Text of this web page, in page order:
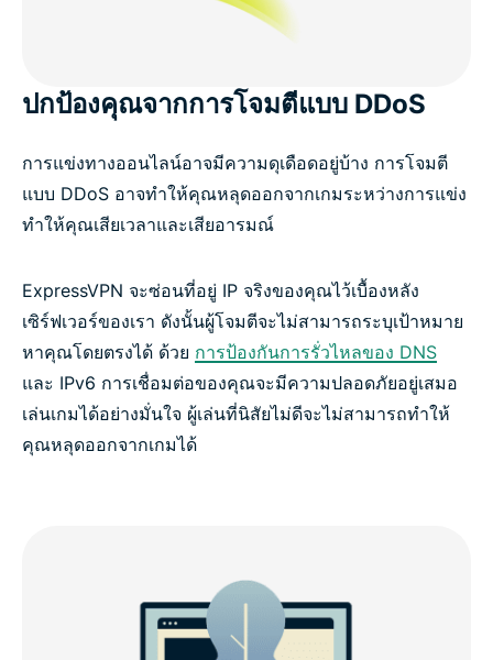
ปกป้องคุณจากการโจมตีแบบ DDoS
การแข่งทางออนไลน์อาจมีความดุเดือดอยู่บ้าง การโจมตี
แบบ DDoS อาจทำให้คุณหลุดออกจากเกมระหว่างการแข่ง
ทำให้คุณเสียเวลาและเสียอารมณ์
ExpressVPN จะซ่อนที่อยู่ IP จริงของคุณไว้เบื้องหลัง
เซิร์ฟเวอร์ของเรา ดังนั้นผู้โจมตีจะไม่สามารถระบุเป้าหมาย
หาคุณโดยตรงได้ ด้วย การป้องกันการรั่วไหลของ DNS
และ IPv6 การเชื่อมต่อของคุณจะมีความปลอดภัยอยู่เสมอ
เล่นเกมได้อย่างมั่นใจ ผู้เล่นที่นิสัยไม่ดีจะไม่สามารถทำให้
คุณหลุดออกจากเกมได้